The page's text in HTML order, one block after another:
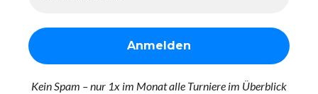
Kein Spam – nur 1x im Monat alle Turniere im Überblick